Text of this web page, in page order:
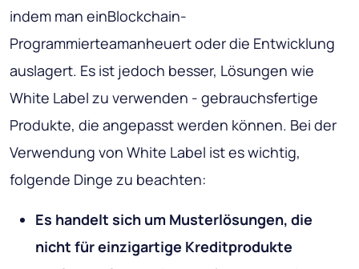
indem man einBlockchain-
Programmierteamanheuert oder die Entwicklung
auslagert. Es ist jedoch besser, Lösungen wie
White Label zu verwenden - gebrauchsfertige
Produkte, die angepasst werden können. Bei der
Verwendung von White Label ist es wichtig,
folgende Dinge zu beachten:
Es handelt sich um Musterlösungen, die
nicht für einzigartige Kreditprodukte